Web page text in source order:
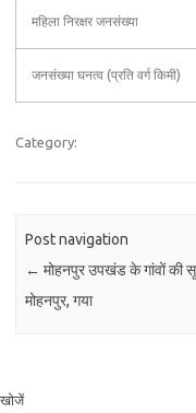
महिला निरक्षर जनसंख्या
जनसंख्या घनत्व (प्रति वर्ग किमी)
Category:
Post navigation
← मोहनपुर उपखंड के गांवों की
मोहनपुर, गया
खोजें